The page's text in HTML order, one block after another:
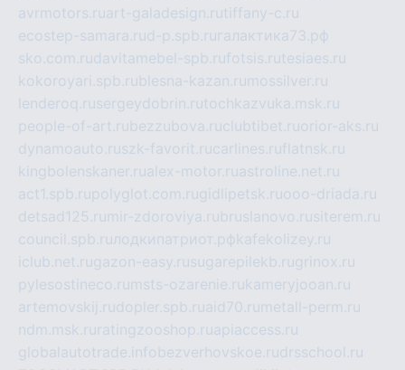
avrmotors.ruart-galadesign.rutiffany-c.ru
ecostep-samara.rud-p.spb.ru галактика73.рф
sko.com.rudavitamebel-spb.rufotsis.rutesiaes.ru
kokoroyari.spb.rublesna-kazan.ru mossilver.ru
lenderoq.rusergeydobrin.rutochkazvuka.msk.ru
people-of-art.rubezzubova.ruclubtibet.ruorior-aks.ru
dynamoauto.ruszk-favorit.rucarlines.ruflatnsk.ru
kingbolenskaner.rualex-motor.ruastroline.net.ru
act1.spb.rupolyglot.com.rugidlipetsk.ruooo-driada.ru
detsad125.ru mir-zdoroviya.rubruslanovo.rusiterem.ru
council.spb.ruлодкипатриот.рфkafekolizey.ru
iclub.net.rugazon-easy.rusugarepilekb.rugrinox.ru
pylesostineco.ru msts-ozarenie.rukameryjooan.ru
artemovskij.rudopler.spb.ruaid70.ru metall-perm.ru
ndm.msk.ru ratingzooshop.ruapiaccess.ru
globalautotrade.info bezverhovskoe.rudrsschool.ru